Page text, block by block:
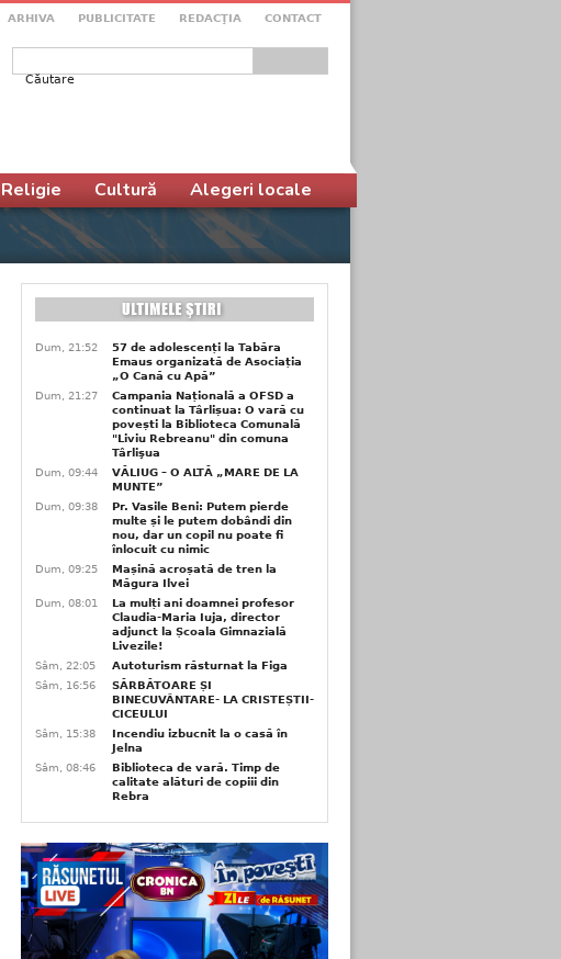
ARHIVA PUBLICITATE REDACŢIA CONTACT
Formular de căutare
Religie Cultură Alegeri locale
Dum, 21:52
57 de adolescenți la Tabăra
Emaus organizată de Asociația
„O Cană cu Apă”
Dum, 21:27
Campania Națională a OFSD a
continuat la Târlișua: O vară cu
povești la Biblioteca Comunală
"Liviu Rebreanu" din comuna
Târlişua
Dum, 09:44
VĂLIUG – O ALTĂ „MARE DE LA
MUNTE”
Dum, 09:38
Pr. Vasile Beni: Putem pierde
multe și le putem dobândi din
nou, dar un copil nu poate fi
înlocuit cu nimic
Dum, 09:25
Mașină acroșată de tren la
Măgura Ilvei
Dum, 08:01
La mulți ani doamnei profesor
Claudia-Maria Iuja, director
adjunct la Școala Gimnazială
Livezile!
Sâm, 22:05
Autoturism răsturnat la Figa
Sâm, 16:56
SĂRBĂTOARE ȘI
BINECUVÂNTARE- LA CRISTEȘTII-
CICEULUI
Sâm, 15:38
Incendiu izbucnit la o casă în
Jelna
Sâm, 08:46
Biblioteca de vară. Timp de
calitate alături de copiii din
Rebra